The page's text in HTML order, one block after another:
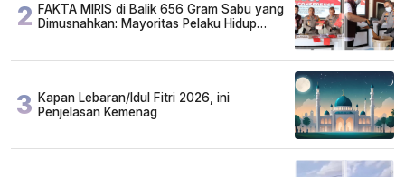
2 FAKTA MIRIS di Balik 656 Gram Sabu yang
Dimusnahkan: Mayoritas Pelaku Hidup
3 Kapan Lebaran/Idul Fitri 2026, ini
Penjelasan Kemenag